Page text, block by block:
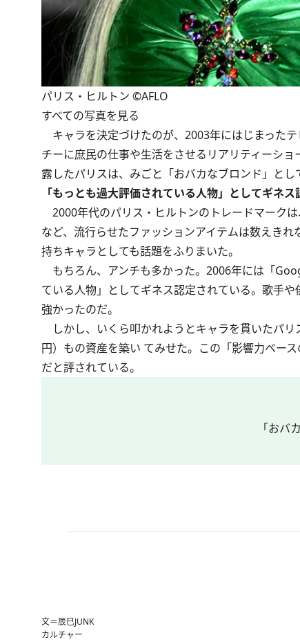
パリス・ヒルトン ©AFLO
すべての写真を見る
キャラを決定づけたのが、2003年にはじまった
チーに庶民の仕事や生活をさせるリアリティーシ
露したパリスは、みごと「おバカなブロンド」とし
「もっとも過大評価されている人物」としてギネス
2000年代のパリス・ヒルトンのトレードマーク
など、流行らせたファッションアイテムは数えき
持ちキャラとしても話題をふりまいた。
もちろん、アンチも多かった。2006年には「
ている人物」としてギネス認定されている。歌手
強かったのだ。
しかし、いくら叩かれようとキャラを貫いたパ
円）もの資産を築い てみせた。この「影響力ベー
だと評されている。
「おバ
文＝辰巳JUNK
カルチャー